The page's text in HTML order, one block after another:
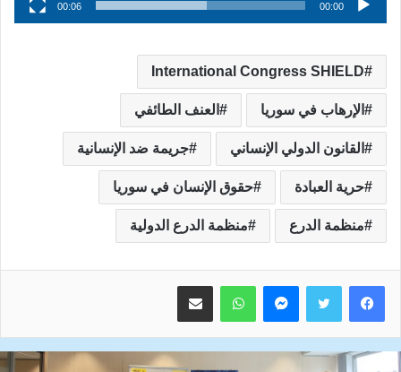
00:00
00:06
International Congress SHIELD
الإرهاب في سوريا العنف الطائفي
القانون الدولي الإنساني جريمة ضد الإنسانية
حرية العبادة حقوق الإنسان في سوريا
منظمة الدرع منظمة الدرع الدولية
ماسنجر واتساب مشاركة عبر البريد